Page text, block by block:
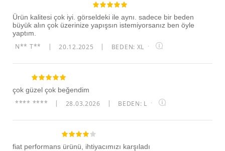
Ürün kalitesi çok iyi. görseldeki ile aynı. sadece bir beden
büyük alın çok üzerinize yapışsın istemiyorsanız ben öyle
yaptım.
N** T** 20.12.2025 BEDEN: XL ·
çok güzel çok beğendim
**** **** 28.03.2026 BEDEN: L ·
fiat performans ürünü, ihtiyacımızı karşıladı